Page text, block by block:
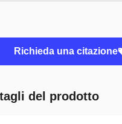
Richieda una citazione
del prodotto